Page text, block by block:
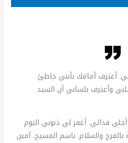
أعترف أمامك بأنني خاطئ
وأعترف بلساني أن السيد
فدائي. أغفر لي ذنوبي اليوم
والسلام. باسم المسيح. آمين